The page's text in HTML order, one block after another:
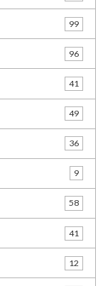
99
96
41
49
36
9
58
41
12